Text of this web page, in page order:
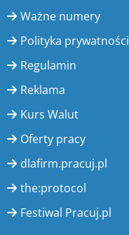
Ważne numery
Polityka prywatności
Regulamin
Reklama
Kurs Walut
Oferty pracy
dlafirm.pracuj.pl
the:protocol
Festiwal Pracuj.pl